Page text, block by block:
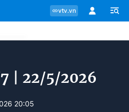
vtv.vn
| 22/5/2026
20:05